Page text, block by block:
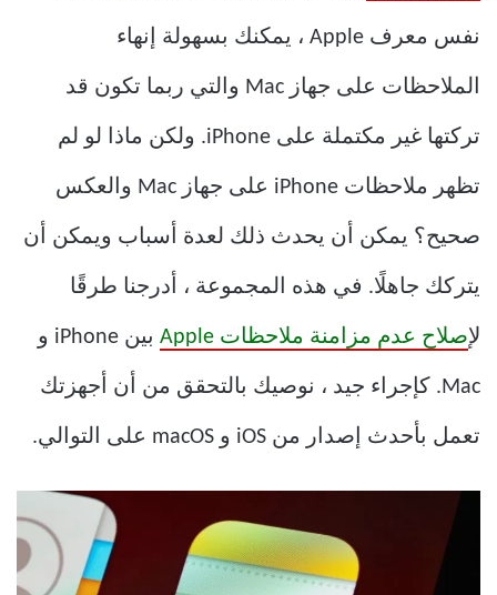
نفس معرف Apple ، يمكنك بسهولة إنهاء
الملاحظات على جهاز Mac والتي ربما تكون قد
تركتها غير مكتملة على iPhone. ولكن ماذا لو لم
تظهر ملاحظات iPhone على جهاز Mac والعكس
صحيح؟ يمكن أن يحدث ذلك لعدة أسباب ويمكن أن
يتركك جاهلًا. في هذه المجموعة ، أدرجنا طرقًا
لإصلاح عدم مزامنة ملاحظات Apple بين iPhone و
Mac. كإجراء جيد ، نوصيك بالتحقق من أن أجهزتك
تعمل بأحدث إصدار من iOS و macOS على التوالي.